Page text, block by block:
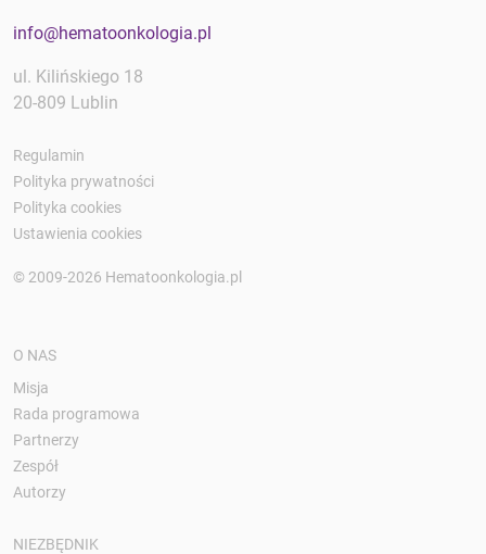
info@hematoonkologia.pl
ul. Kilińskiego 18
20-809 Lublin
Regulamin
Polityka prywatności
Polityka cookies
Ustawienia cookies
© 2009-2026 Hematoonkologia.pl
O NAS
Misja
Rada programowa
Partnerzy
Zespół
Autorzy
NIEZBĘDNIK